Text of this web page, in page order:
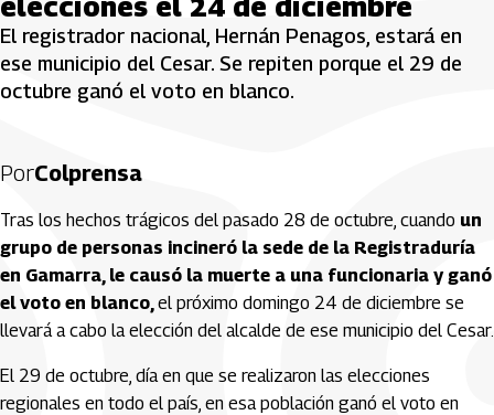
elecciones el 24 de diciembre
El registrador nacional, Hernán Penagos, estará en
ese municipio del Cesar. Se repiten porque el 29 de
octubre ganó el voto en blanco.
PorColprensa
Tras los hechos trágicos del pasado 28 de octubre, cuando un
grupo de personas incineró la sede de la Registraduría
en Gamarra, le causó la muerte a una funcionaria y ganó
el voto en blanco,el próximo domingo 24 de diciembre se
llevará a cabo la elección del alcalde de ese municipio del Cesar.
El 29 de octubre, día en que se realizaron las elecciones
regionales en todo el país, en esa población ganó el voto en